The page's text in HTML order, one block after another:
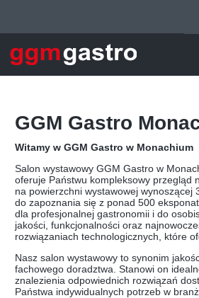
GGM Gastro
Witamy w GGM Gastro w Monachium
Salon wystawowy GGM Gastro w
oferuje Państwu kompleksowy przegląd
na powierzchni wystawowej wynoszącej
do zapoznania się z ponad 500
dla profesjonalnej gastronomii i do
jakości, funkcjonalności oraz
rozwiązaniach technologicznych, które
Nasz salon wystawowy to synonim
fachowego doradztwa. Stanowi on
znalezienia odpowiednich rozwiązań
Państwa indywidualnych potrzeb w